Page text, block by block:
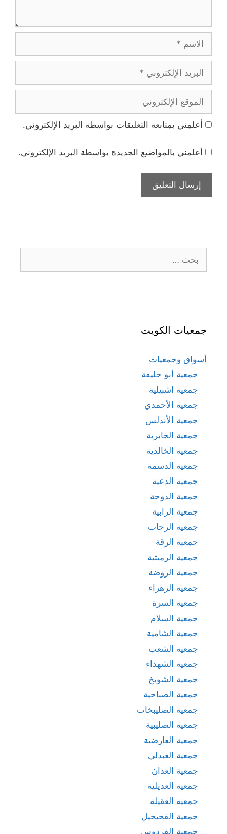
الاسم
البريد
الإلكتروني
الموقع
الإلكتروني
أعلمني بمتابعة التعليقات بواسطة البريد الإلكتروني.
أعلمني بالمواضيع الجديدة بواسطة البريد الإلكتروني.
عن:
جمعيات الكويت
أسواق وجمعيات
جمعية أبو حليفة
جمعية اشبيلية
جمعية الأحمدي
جمعية الأندلس
جمعية الجابرية
جمعية الخالدية
جمعية الدسمة
جمعية الدعية
جمعية الدوحة
جمعية الرابية
جمعية الرحاب
جمعية الرقة
جمعية الرميثية
جمعية الروضة
جمعية الزهراء
جمعية السرة
جمعية السلام
جمعية الشامية
جمعية الشعب
جمعية الشهداء
جمعية الشويخ
جمعية الصباحية
جمعية الصليبخات
جمعية الصليبية
جمعية العارضية
جمعية العبدلي
جمعية العدان
جمعية العديلية
جمعية العقيلة
جمعية الفحيحيل
جمعية الفردوس